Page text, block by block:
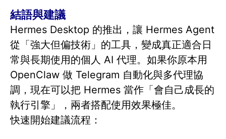
結語與建議
Hermes Desktop 的推出，讓 Hermes Agent
從「強大但偏技術」的工具，變成真正適合日
常與長期使用的個人 AI 代理。如果你原本用
OpenClaw 做 Telegram 自動化與多代理協
調，現在可以把 Hermes 當作「會自己成長的
執行引擎」，兩者搭配使用效果極佳。
快速開始建議流程：